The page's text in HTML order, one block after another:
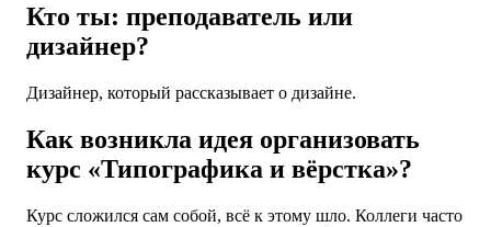
Кто ты: преподаватель или
дизайнер?
Дизайнер, который рассказывает о дизайне.
Как возникла идея организовать
курс «Типографика и вёрстка»?
Курс сложился сам собой, всё к этому шло. Коллеги часто